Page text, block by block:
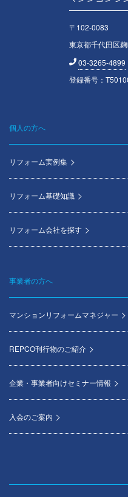
〒102-0083
東京都千代田区
03-3265-4899
登録番号：
Footer
menu
個人の方へ
リフォーム実例集
リフォーム基礎知識
リフォーム会社を探す
事業者の方へ
マンションリフォームマネジャー
REPCO刊行物のご紹介
企業・事業者向けセミナー情報
入会のご案内